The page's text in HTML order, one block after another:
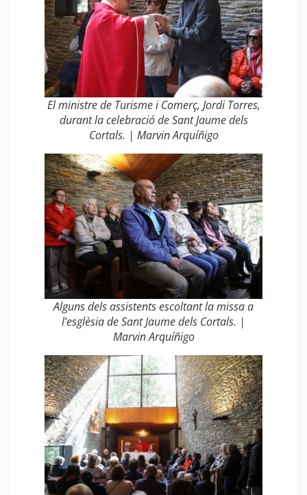
El ministre de Turisme i Comerç, Jordi Torres,
durant la celebració de Sant Jaume dels
Cortals. | Marvin Arquíñigo
Alguns dels assistents escoltant la missa a
l’esglèsia de Sant Jaume dels Cortals. |
Marvin Arquíñigo